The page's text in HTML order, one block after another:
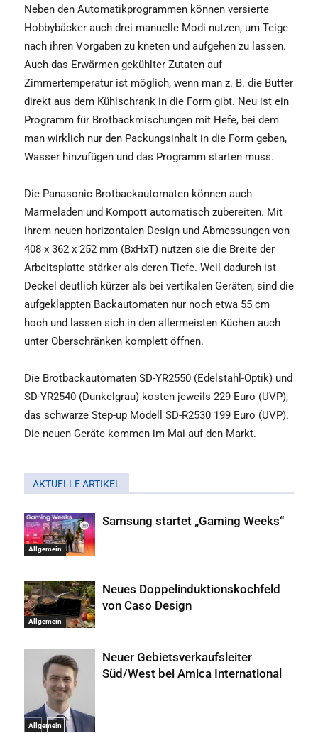
Neben den Automatik­programmen können versierte
Hobbybäcker auch drei manuelle Modi nutzen, um Teige
nach ihren Vorgaben zu kneten und aufgehen zu lassen.
Auch das Erwärmen gekühlter Zutaten auf
Zimmertemperatur ist möglich, wenn man z. B. die Butter
direkt aus dem Kühlschrank in die Form gibt. Neu ist ein
Programm für Brotbackmischungen mit Hefe, bei dem
man wirklich nur den Packungsinhalt in die Form geben,
Wasser hinzufügen und das Programm starten muss.
Die Panasonic Brotbackautomaten können auch
Marmeladen und Kompott automatisch zubereiten. Mit
ihrem neuen horizontalen Design und Abmessungen von
408 x 362 x 252 mm (BxHxT) nutzen sie die Breite der
Arbeitsplatte stärker als deren Tiefe. Weil dadurch ist
Deckel deutlich kürzer als bei vertikalen Geräten, sind die
aufgeklappten Backautomaten nur noch etwa 55 cm
hoch und lassen sich in den allermeisten Küchen auch
unter Oberschränken komplett öffnen.
Die Brotbackautomaten SD-YR2550 (Edelstahl-Optik) und
SD-YR2540 (Dunkelgrau) kosten jeweils 229 Euro (UVP),
das schwarze Step-up Modell SD-R2530 199 Euro (UVP).
Die neuen Geräte kommen im Mai auf den Markt.
AKTUELLE ARTIKEL
Allgemein
Samsung startet „Gaming Weeks“
Allgemein
Neues Doppelinduktionskochfeld
von Caso Design
Allgemein
Neuer Gebietsverkaufsleiter
Süd/West bei Amica International